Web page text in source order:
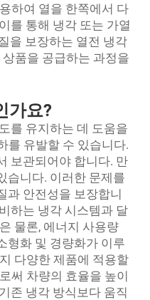
하여 열을 한쪽에서 다
를 통해 냉각 또는 가열
을 보장하는 열전 냉각
품을 공급하는 과정을
가요?
를 유지하는 데 도움을
를 유발할 수 있습니다.
보관되어야 합니다. 만
습니다. 이러한 문제를
과 안전성을 보장합니
하는 냉각 시스템과 달
물론, 에너지 사용량
형화 및 경량화가 이루
다양한 제품에 적용할
써 차량의 효율을 높이
존 냉각 방식보다 움직